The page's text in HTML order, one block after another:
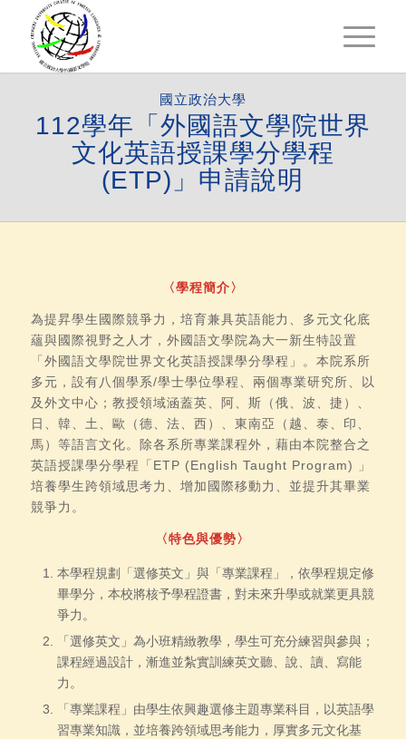
國立政治大學
112學年「外國語文學院世界
文化英語授課學分學程
(ETP)」申請說明
〈學程簡介〉
為提昇學生國際競爭力，培育兼具英語能力、多元文化底
蘊與國際視野之人才，外國語文學院為大一新生特設置
「外國語文學院世界文化英語授課學分學程」。本院系所
多元，設有八個學系/學士學位學程、兩個專業研究所、以
及外文中心；教授領域涵蓋英、阿、斯（俄、波、捷）、
日、韓、土、歐（德、法、西）、東南亞（越、泰、印、
馬）等語言文化。除各系所專業課程外，藉由本院整合之
英語授課學分學程「ETP (English Taught Program) 」
培養學生跨領域思考力、增加國際移動力、並提升其畢業
競爭力。
〈特色與優勢〉
本學程規劃「選修英文」與「專業課程」，依學程規定修
畢學分，本校將核予學程證書，對未來升學或就業更具競
爭力。
「選修英文」為小班精緻教學，學生可充分練習與參與；
課程經過設計，漸進並紮實訓練英文聽、說、讀、寫能
力。
「專業課程」由學生依興趣選修主題專業科目，以英語學
習專業知識，並培養跨領域思考能力，厚實多元文化基